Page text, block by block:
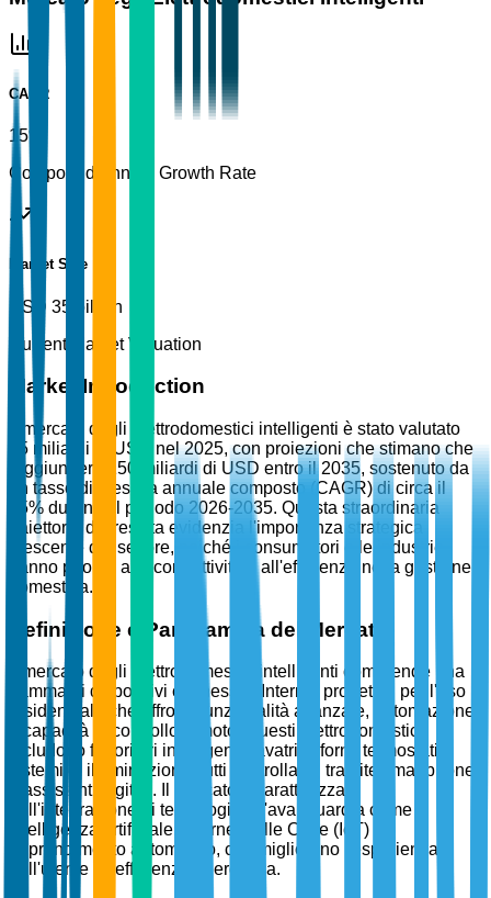
CAGR
15%
Compound Annual Growth Rate
Market Size
USD 35 billion
Current Market Valuation
Market Introduction
Il mercato degli elettrodomestici intelligenti è stato valutato
35 miliardi di USD nel 2025, con proiezioni che stimano che
raggiungerà 150 miliardi di USD entro il 2035, sostenuto da
un tasso di crescita annuale composto (CAGR) di circa il
15% durante il periodo 2026-2035. Questa straordinaria
traiettoria di crescita evidenzia l'importanza strategica
crescente del settore, poiché i consumatori e le industrie
danno priorità alla connettività e all'efficienza nella gestione
domestica.
Definizione e Panoramica del Mercato
Il mercato degli elettrodomestici intelligenti comprende una
gamma di dispositivi connessi a Internet progettati per l'uso
residenziale che offrono funzionalità avanzate, automazione
e capacità di controllo remoto. Questi elettrodomestici
includono frigoriferi intelligenti, lavatrici, forni, termostati e
sistemi di illuminazione, tutti controllabili tramite smartphone
o assistenti digitali. Il mercato è caratterizzato
dall'integrazione di tecnologie all'avanguardia come
intelligenza artificiale, Internet delle Cose (IoT) e
apprendimento automatico, che migliorano l'esperienza
dell'utente e l'efficienza energetica.